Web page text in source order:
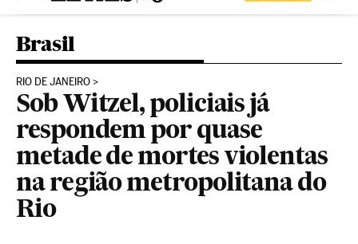
Brasil
RIO DE JANEIRO
Sob Witzel, policiais já
respondem por quase
metade de mortes violentas
na região metropolitana do
Rio